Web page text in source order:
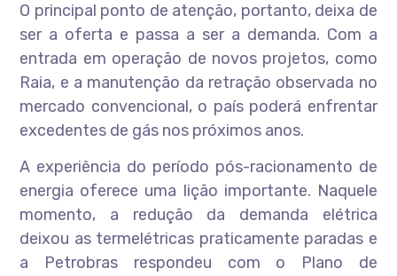
O principal ponto de atenção, portanto, deixa de
ser a oferta e passa a ser a demanda. Com a
entrada em operação de novos projetos, como
Raia, e a manutenção da retração observada no
mercado convencional, o país poderá enfrentar
excedentes de gás nos próximos anos.
A experiência do período pós-racionamento de
energia oferece uma lição importante. Naquele
momento, a redução da demanda elétrica
deixou as termelétricas praticamente paradas e
a Petrobras respondeu com o Plano de